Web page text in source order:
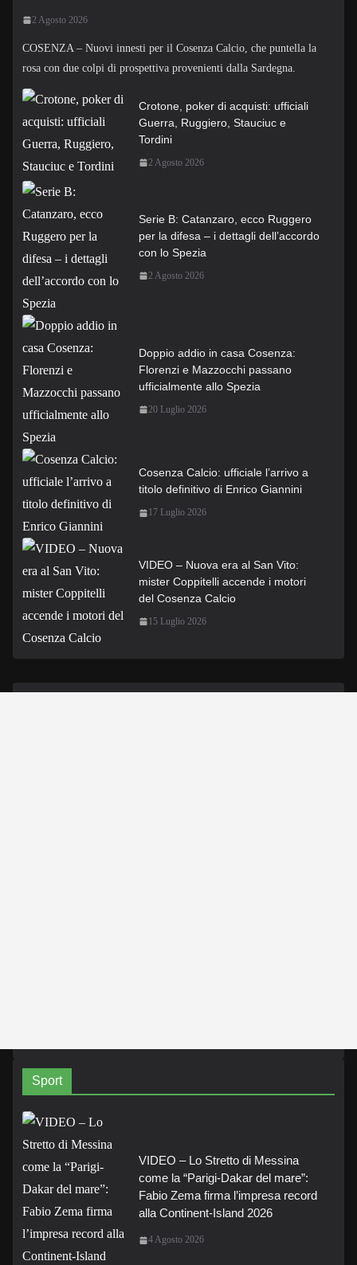
2 Agosto 2026
COSENZA – Nuovi innesti per il Cosenza Calcio, che puntella la
rosa con due colpi di prospettiva provenienti dalla Sardegna.
Crotone, poker di acquisti: ufficiali
Guerra, Ruggiero, Stauciuc e
Tordini
2 Agosto 2026
Serie B: Catanzaro, ecco Ruggero
per la difesa – i dettagli dell’accordo
con lo Spezia
2 Agosto 2026
Doppio addio in casa Cosenza:
Florenzi e Mazzocchi passano
ufficialmente allo Spezia
20 Luglio 2026
Cosenza Calcio: ufficiale l’arrivo a
titolo definitivo di Enrico Giannini
17 Luglio 2026
VIDEO – Nuova era al San Vito:
mister Coppitelli accende i motori
del Cosenza Calcio
15 Luglio 2026
Sport
VIDEO – Lo Stretto di Messina
come la “Parigi-Dakar del mare”:
Fabio Zema firma l’impresa record
alla Continent-Island 2026
4 Agosto 2026